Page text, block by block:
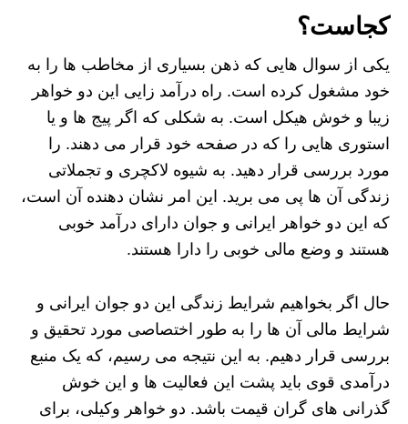
کجاست؟
یکی از سوال هایی که ذهن بسیاری از مخاطب ها را به
خود مشغول کرده است. راه درآمد زایی این دو خواهر
زیبا و خوش هیکل است. به شکلی که اگر پیج ها و یا
استوری هایی را که در صفحه خود قرار می دهند. را
مورد بررسی قرار دهید. به شیوه لاکچری و تجملاتی
زندگی آن ها پی می برید. این امر نشان دهنده آن است،
که این دو خواهر ایرانی و جوان دارای درآمد خوبی
هستند و وضع مالی خوبی را دارا هستند.
حال اگر بخواهیم شرایط زندگی این دو جوان ایرانی و
شرایط مالی آن ها را به طور اختصاصی مورد تحقیق و
بررسی قرار دهیم. به این نتیجه می رسیم، که یک منبع
درآمدی قوی باید پشت این فعالیت ها و این خوش
گذرانی های گران قیمت باشد. دو خواهر وکیلی، برای